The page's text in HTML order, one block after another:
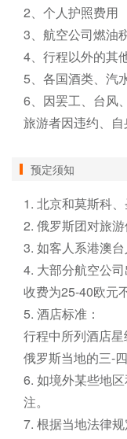
2、个人护照费用
3、航空公司燃油
4、行程以外的其
5、各国酒类、汽
6、因罢工、台风
旅游者因违约、
预定须知
1. 北京和莫斯科
2. 俄罗斯团对旅
3. 如客人系港澳
4. 大部分航空公
收费为25-40欧元
5. 酒店标准：
行程中所列酒店
俄罗斯当地的三-
6. 如境外某些地
注。
7. 根据当地法律